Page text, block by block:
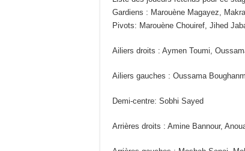
Gardiens : Marouène Magayez,
Pivots: Marouène Chouiref, Jihed
Ailiers droits : Aymen Toumi,
Ailiers gauches : Oussama
Demi-centre: Sobhi Sayed
Arrières droits : Amine Bannour,